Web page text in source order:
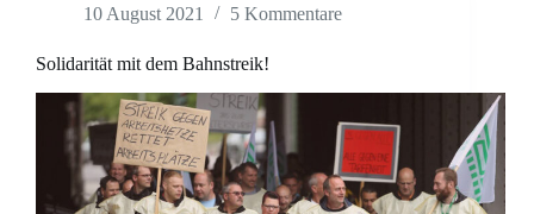
10 August 2021 5 Kommentare
Solidarität mit dem Bahnstreik!